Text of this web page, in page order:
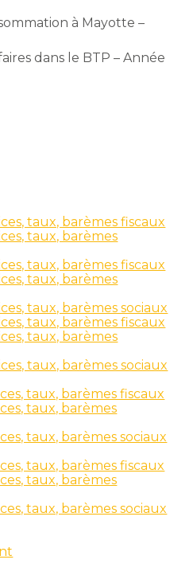
à Mayotte –
dans le BTP – Année
taux, barèmes fiscaux
taux, barèmes
taux, barèmes fiscaux
taux, barèmes
taux, barèmes sociaux
taux, barèmes fiscaux
taux, barèmes
taux, barèmes sociaux
taux, barèmes fiscaux
taux, barèmes
taux, barèmes sociaux
taux, barèmes fiscaux
taux, barèmes
taux, barèmes sociaux